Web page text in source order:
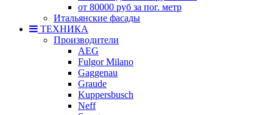
от 80000 руб за пог. метр
Итальянские фасады
ТЕХНИКА
Производители
AEG
Fulgor Milano
Gaggenau
Graude
Kuppersbusch
Neff